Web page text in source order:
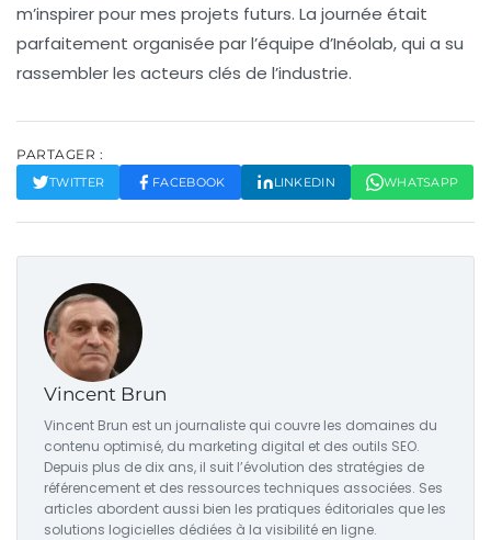
m’inspirer pour mes projets futurs. La journée était
parfaitement organisée par l’équipe d’Inéolab, qui a su
rassembler les acteurs clés de l’industrie.
PARTAGER :
TWITTER FACEBOOK LINKEDIN WHATSAPP
Vincent Brun
Vincent Brun est un journaliste qui couvre les domaines du
contenu optimisé, du marketing digital et des outils SEO.
Depuis plus de dix ans, il suit l’évolution des stratégies de
référencement et des ressources techniques associées. Ses
articles abordent aussi bien les pratiques éditoriales que les
solutions logicielles dédiées à la visibilité en ligne.